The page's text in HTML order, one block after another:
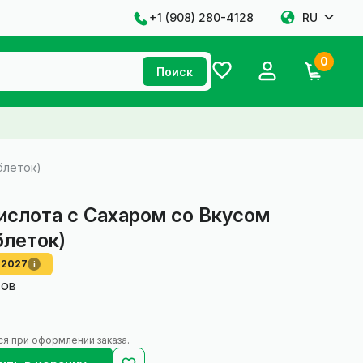
+1 ‪(908) 280-4128‬ RU
Поиск
0
с Саха­ром со Вкусом
i
при оформлении заказа.